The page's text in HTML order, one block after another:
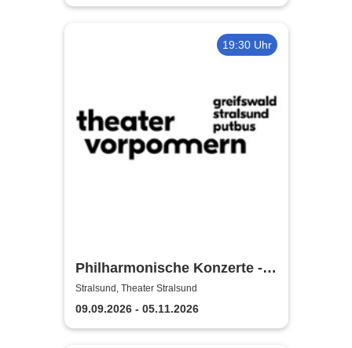
19:30 Uhr
Philharmonische Konzerte -
Theater Vorpommern
Stralsund, Theater Stralsund
09.09.2026 - 05.11.2026